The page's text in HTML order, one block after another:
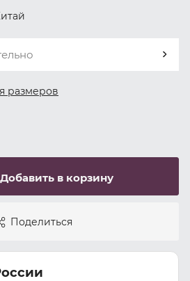
размеров
Добавить в корзину
Поделиться